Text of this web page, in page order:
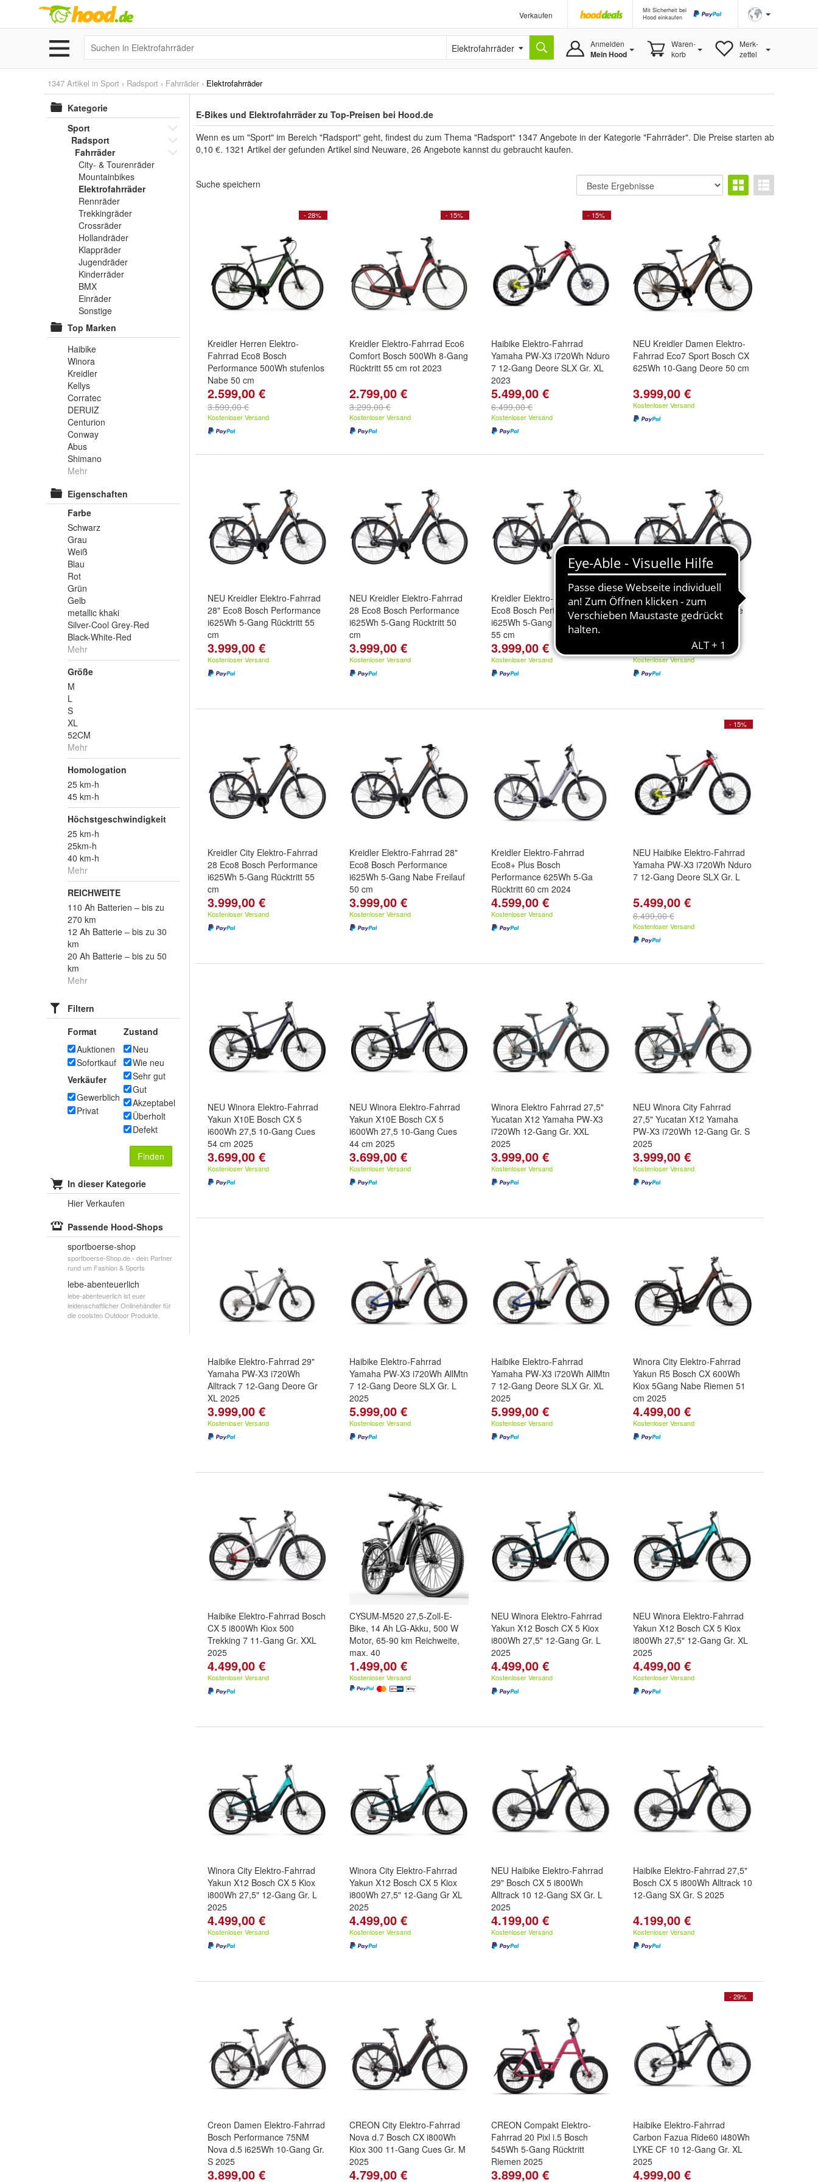
Verkaufen
Mit Sicherheit bei
Hood einkaufen
Elektrofahrräder Anmelden
Mein Hood
Waren-
korb
Merk-
zettel
1347 Artikel in Sport › Radsport › Fahrräder › Elektrofahrräder
Kategorie
Sport
Radsport
Fahrräder
City- & Tourenräder
Mountainbikes
Elektrofahrräder
Rennräder
Trekkingräder
Crossräder
Hollandräder
Klappräder
Jugendräder
Kinderräder
BMX
Einräder
Sonstige
Top Marken
Haibike
Winora
Kreidler
Kellys
Corratec
DERUIZ
Centurion
Conway
Abus
Shimano
Mehr
Eigenschaften
Farbe
Schwarz
Grau
Weiß
Blau
Rot
Grün
Gelb
metallic khaki
Silver-Cool Grey-Red
Black-White-Red
Mehr
Größe
M
L
S
XL
52CM
Mehr
Homologation
25 km-h
45 km-h
Höchstgeschwindigkeit
25 km-h
25km-h
40 km-h
Mehr
REICHWEITE
110 Ah Batterien – bis zu
270 km
12 Ah Batterie – bis zu 30
km
20 Ah Batterie – bis zu 50
km
Mehr
Filtern
Format
Auktionen
Sofortkauf
Verkäufer
Gewerblich
Privat
Zustand
Neu
Wie neu
Sehr gut
Gut
Akzeptabel
Überholt
Defekt
Finden
In dieser Kategorie
Hier Verkaufen
Passende Hood-Shops
sportboerse-shop
sportboerse-Shop.de - dein Partner
rund um Fashion & Sports
lebe-abenteuerlich
lebe-abenteuerlich ist euer
leidenschaftlicher Onlinehändler für
die coolsten Outdoor Produkte.
E-Bikes und Elektrofahrräder zu Top-Preisen bei Hood.de
Wenn es um "Sport" im Bereich "Radsport" geht, findest du zum Thema "Radsport" 1347 Angebote in der Kategorie "Fahrräder". Die Preise starten ab
0,10 €. 1321 Artikel der gefunden Artikel sind Neuware, 26 Angebote kannst du gebraucht kaufen.
Suche speichern
- 28%
Kreidler Herren Elektro-
Fahrrad Eco8 Bosch
Performance 500Wh stufenlos
Nabe 50 cm
2.599,00 €
3.599,00 €
Kostenloser Versand
- 15%
Kreidler Elektro-Fahrrad Eco6
Comfort Bosch 500Wh 8-Gang
Rücktritt 55 cm rot 2023
2.799,00 €
3.299,00 €
Kostenloser Versand
- 15%
Haibike Elektro-Fahrrad
Yamaha PW-X3 i720Wh Nduro
7 12-Gang Deore SLX Gr. XL
2023
5.499,00 €
6.499,00 €
Kostenloser Versand
NEU Kreidler Damen Elektro-
Fahrrad Eco7 Sport Bosch CX
625Wh 10-Gang Deore 50 cm
3.999,00 €
Kostenloser Versand
NEU Kreidler Elektro-Fahrrad
28" Eco8 Bosch Performance
i625Wh 5-Gang Rücktritt 55
cm
3.999,00 €
Kostenloser Versand
NEU Kreidler Elektro-Fahrrad
28 Eco8 Bosch Performance
i625Wh 5-Gang Rücktritt 50
cm
3.999,00 €
Kostenloser Versand
Kreidler Elektro-Fahrrad 28"
Eco8 Bosch Performance
i625Wh 5-Gang Nabe Freilauf
55 cm
3.999,00 €
Kostenloser Versand
NEU Kreidler Elektro-Fahrrad
28 Eco8 Bosch Performance
i625Wh 5-Gang Rücktritt 45
Kostenloser Versand
Kreidler City Elektro-Fahrrad
28 Eco8 Bosch Performance
i625Wh 5-Gang Rücktritt 55
cm
3.999,00 €
Kostenloser Versand
Kreidler Elektro-Fahrrad 28"
Eco8 Bosch Performance
i625Wh 5-Gang Nabe Freilauf
50 cm
3.999,00 €
Kostenloser Versand
Kreidler Elektro-Fahrrad
Eco8+ Plus Bosch
Performance 625Wh 5-Ga
Rücktritt 60 cm 2024
Zulässiges Gesamtgewicht
170 kg - Bosch Smart 75NM
4.599,00 €
Kostenloser Versand
- 15%
NEU Haibike Elektro-Fahrrad
Yamaha PW-X3 i720Wh Nduro
7 12-Gang Deore SLX Gr. L
5.499,00 €
6.499,00 €
Kostenloser Versand
NEU Winora Elektro-Fahrrad
Yakun X10E Bosch CX 5
i600Wh 27,5 10-Gang Cues
54 cm 2025
3.699,00 €
Kostenloser Versand
NEU Winora Elektro-Fahrrad
Yakun X10E Bosch CX 5
i600Wh 27,5 10-Gang Cues
44 cm 2025
3.699,00 €
Kostenloser Versand
Winora Elektro Fahrrad 27,5"
Yucatan X12 Yamaha PW-X3
i720Wh 12-Gang Gr. XXL
2025
3.999,00 €
Kostenloser Versand
NEU Winora City Fahrrad
27,5" Yucatan X12 Yamaha
PW-X3 i720Wh 12-Gang Gr. S
2025
3.999,00 €
Kostenloser Versand
Haibike Elektro-Fahrrad 29"
Yamaha PW-X3 i720Wh
Alltrack 7 12-Gang Deore Gr
XL 2025
3.999,00 €
Kostenloser Versand
Haibike Elektro-Fahrrad
Yamaha PW-X3 i720Wh AllMtn
7 12-Gang Deore SLX Gr. L
2025
5.999,00 €
Kostenloser Versand
Haibike Elektro-Fahrrad
Yamaha PW-X3 i720Wh AllMtn
7 12-Gang Deore SLX Gr. XL
2025
5.999,00 €
Kostenloser Versand
Winora City Elektro-Fahrrad
Yakun R5 Bosch CX 600Wh
Kiox 5Gang Nabe Riemen 51
cm 2025
4.499,00 €
Kostenloser Versand
Haibike Elektro-Fahrrad Bosch
CX 5 i800Wh Kiox 500
Trekking 7 11-Gang Gr. XXL
2025
4.499,00 €
Kostenloser Versand
CYSUM-M520 27,5-Zoll-E-
Bike, 14 Ah LG-Akku, 500 W
Motor, 65-90 km Reichweite,
max. 40
1.499,00 €
Kostenloser Versand
NEU Winora Elektro-Fahrrad
Yakun X12 Bosch CX 5 Kiox
i800Wh 27,5" 12-Gang Gr. L
2025
4.499,00 €
Kostenloser Versand
NEU Winora Elektro-Fahrrad
Yakun X12 Bosch CX 5 Kiox
i800Wh 27,5" 12-Gang Gr. XL
2025
4.499,00 €
Kostenloser Versand
Winora City Elektro-Fahrrad
Yakun X12 Bosch CX 5 Kiox
i800Wh 27,5" 12-Gang Gr. L
2025
4.499,00 €
Kostenloser Versand
Winora City Elektro-Fahrrad
Yakun X12 Bosch CX 5 Kiox
i800Wh 27,5" 12-Gang Gr XL
2025
4.499,00 €
Kostenloser Versand
NEU Haibike Elektro-Fahrrad
29" Bosch CX 5 i800Wh
Alltrack 10 12-Gang SX Gr. L
2025
4.199,00 €
Kostenloser Versand
Haibike Elektro-Fahrrad 27,5"
Bosch CX 5 i800Wh Alltrack 10
12-Gang SX Gr. S 2025
4.199,00 €
Kostenloser Versand
Creon Damen Elektro-Fahrrad
Bosch Performance 75NM
Nova d.5 i625Wh 10-Gang Gr.
S 2025
3.899,00 €
CREON City Elektro-Fahrrad
Nova d.7 Bosch CX i800Wh
Kiox 300 11-Gang Cues Gr. M
2025
4.799,00 €
CREON Compakt Elektro-
Fahrrad 20 Pixl i.5 Bosch
545Wh 5-Gang Rücktritt
Riemen 2025
3.899,00 €
- 29%
Haibike Elektro-Fahrrad
Carbon Fazua Ride60 i480Wh
LYKE CF 10 12-Gang Gr. XL
2025
4.999,00 €